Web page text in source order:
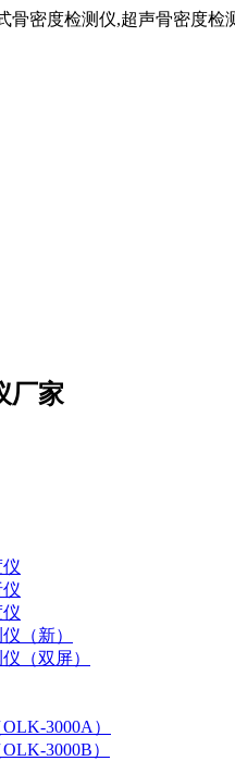
骨密度检测仪,超声骨密度
厂家
（新）
（双屏）
3000A）
3000B）